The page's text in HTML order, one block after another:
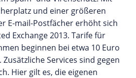
und einer größeren
E-mail-Postfächer erhöht sich
Exchange 2013. Tarife für
beginnen bei etwa 10 Euro
Services sind gegen
Hier gilt es, die eigenen